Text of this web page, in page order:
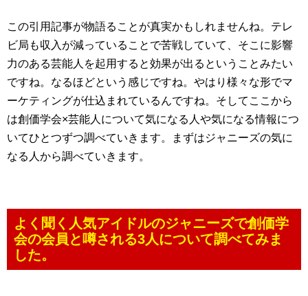
この引用記事が物語ることが真実かもしれませんね。テレ
ビ局も収入が減っていることで苦戦していて、そこに影響
力のある芸能人を起用すると効果が出るということみたい
ですね。なるほどという感じですね。やはり様々な形でマ
ーケティングが仕込まれているんですね。そしてここから
は創価学会×芸能人について気になる人や気になる情報につ
いてひとつずつ調べていきます。まずはジャニーズの気に
なる人から調べていきます。
よく聞く人気アイドルのジャニーズで創価学
会の会員と噂される3人について調べてみま
した。